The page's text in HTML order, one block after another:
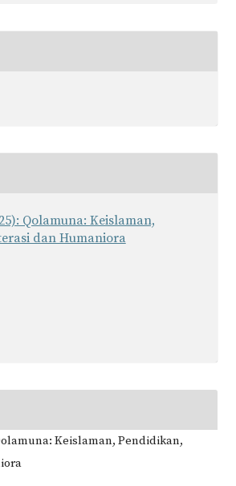
Qolamuna: Keislaman,
dan Humaniora
Keislaman, Pendidikan,